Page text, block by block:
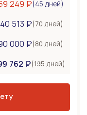
249 ₽(45 дней)
513 ₽(70 дней)
000 ₽(80 дней)
762 ₽(195 дней)